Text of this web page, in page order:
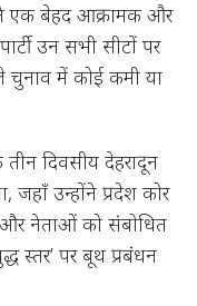
ने एक बेहद आक्रामक और
उन सभी सीटों पर
चुनाव में कोई कमी या
तीन दिवसीय देहरादून
उन्होंने प्रदेश कोर
नेताओं को संबोधित
स्तर’ पर बूथ प्रबंधन